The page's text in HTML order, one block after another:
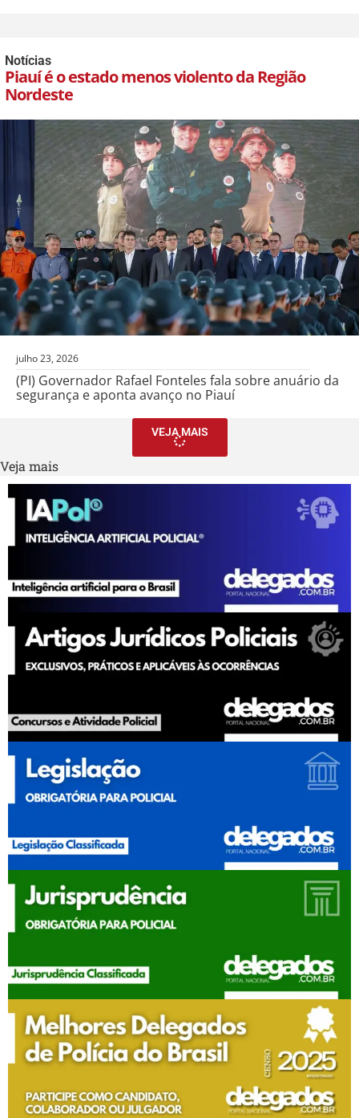
Notícias
Piauí é o estado menos violento da Região
Nordeste
julho 23, 2026
(PI) Governador Rafael Fonteles fala sobre anuário da
segurança e aponta avanço no Piauí
VEJA MAIS
Veja mais